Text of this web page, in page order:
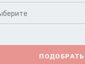
ПОДОБРАТЬ